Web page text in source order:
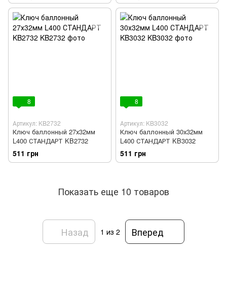
8
Артикул: KB2732
Ключ баллонный 27х32мм
L400 СТАНДАРТ KB2732
511 грн
8
Артикул: KB3032
Ключ баллонный 30х32мм
L400 СТАНДАРТ KB3032
511 грн
Показать еще 10 товаров
Назад 1 из 2 Вперед